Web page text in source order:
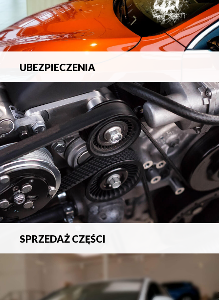
UBEZPIECZENIA
Pełna ochrona ubezpieczeniowa w zakresie wszelkich
SPRZEDAŻ CZĘŚCI
Sprzedaż oryginalnych części samochodowych oraz